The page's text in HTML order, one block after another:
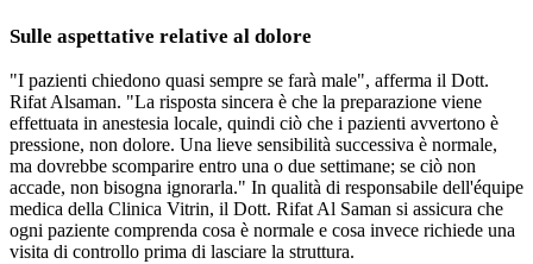
Sulle aspettative relative al dolore
"I pazienti chiedono quasi sempre se farà male", afferma il Dott.
Rifat Alsaman. "La risposta sincera è che la preparazione viene
effettuata in anestesia locale, quindi ciò che i pazienti avvertono è
pressione, non dolore. Una lieve sensibilità successiva è normale,
ma dovrebbe scomparire entro una o due settimane; se ciò non
accade, non bisogna ignorarla." In qualità di responsabile dell'équipe
medica della Clinica Vitrin, il Dott. Rifat Al Saman si assicura che
ogni paziente comprenda cosa è normale e cosa invece richiede una
visita di controllo prima di lasciare la struttura.